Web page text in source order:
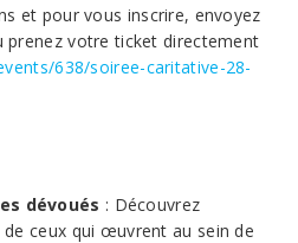
et pour vous inscrire, envoyez
prenez votre ticket directement
638/soiree-caritative-28-
dévoués : Découvrez
de ceux qui œuvrent au sein de